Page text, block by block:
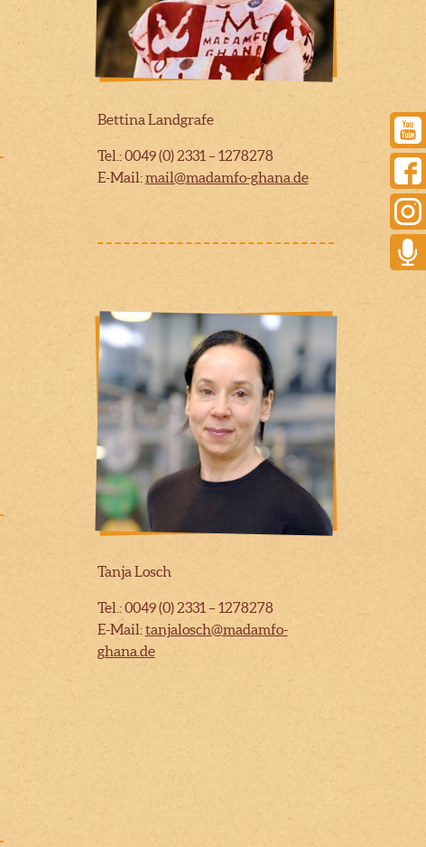
Bettina Landgrafe
Tel.: 0049 (0) 2331 – 1278278
E-Mail:mail@madamfo-ghana.de
Tanja Losch
Tel.: 0049 (0) 2331 – 1278278
E-Mail:tanjalosch@madamfo-
ghana.de